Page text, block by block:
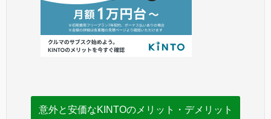
意外と安価なKINTOのメリット・デメリット